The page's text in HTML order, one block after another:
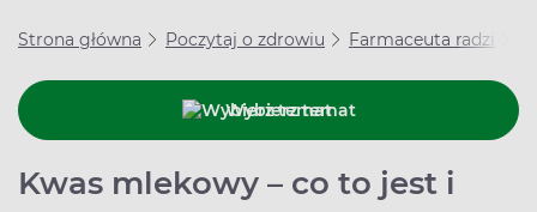
Strona główna Poczytaj o zdrowiu Farmaceuta radzi
Wybierz temat
Kwas mlekowy – co to jest i